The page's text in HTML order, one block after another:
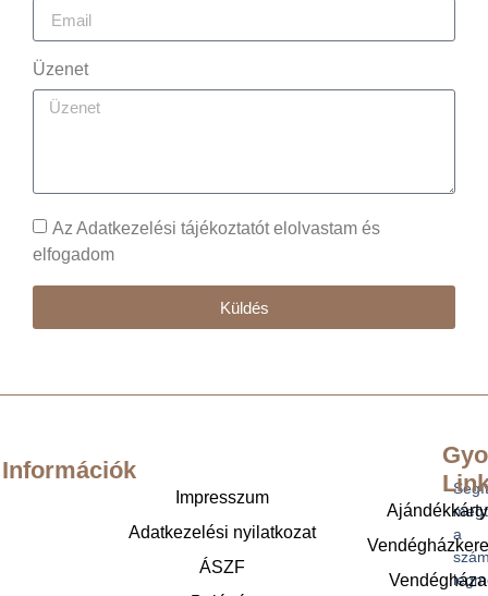
Üzenet
Az Adatkezelési tájékoztatót elolvastam és
elfogadom
Küldés
a
Információk
Impresszum
Adatkezelési nyilatkozat
ÁSZF